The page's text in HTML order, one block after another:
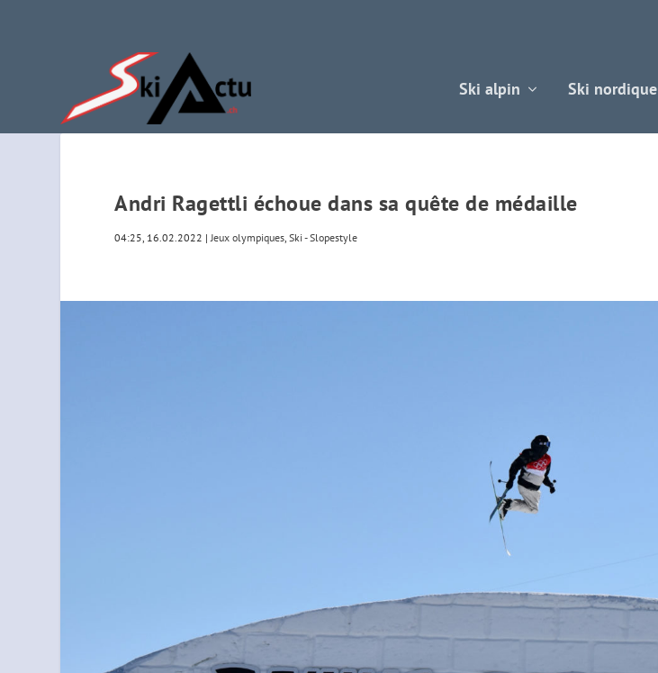
Ski alpin Ski nordique
Andri Ragettli échoue dans sa quête de médaille
04:25, 16.02.2022 | Jeux olympiques ,Ski - Slopestyle